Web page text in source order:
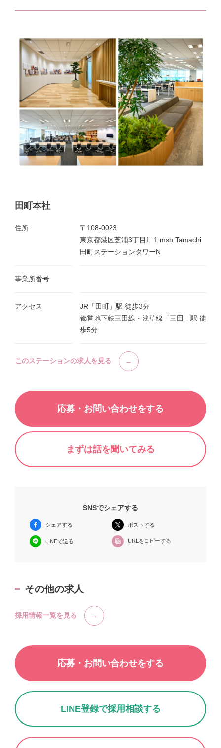
田町本社
住所
〒108-0023
東京都港区芝浦3丁目1−1 msb Tamachi
田町ステーションタワーN
事業所番号
アクセス
JR「田町」駅 徒歩3分
都営地下鉄三田線・浅草線「三田」駅 徒
歩5分
このステーションの求人を見る
応募・お問い合わせをする
まずは話を聞いてみる
SNSでシェアする
シェアする ポストする
LINEで送る URLをコピーする
応募・お問い合わせをする
LINE登録で採用相談する
その他の求人
採用情報一覧を見る